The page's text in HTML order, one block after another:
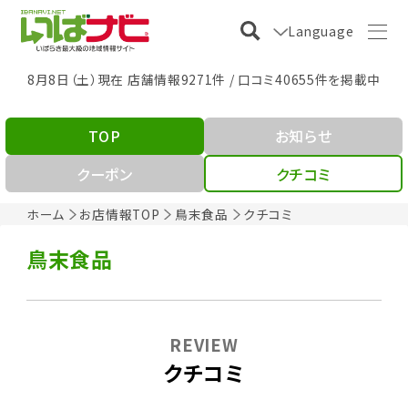
Language
8月8日（土）現在 店舗情報9271件 / 口コミ40655件を掲載中
ホーム お店情報TOP 鳥末食品 クチコミ
TOP
お知らせ
クーポン
クチコミ
鳥末食品
クチコミ
REVIEW